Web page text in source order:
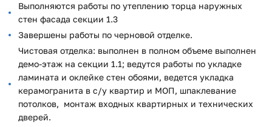
Выполняются работы по утеплению торца наружных
стен фасада секции 1.3
Завершены работы по черновой отделке.
Чистовая отделка: выполнен в полном объеме выполнен
демо-этаж на секции 1.1; ведутся работы по укладке
ламината и оклейке стен обоями, ведется укладка
керамогранита в с/у квартир и МОП, шпаклевание
потолков, монтаж входных квартирных и технических
дверей.